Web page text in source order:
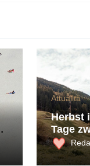
Attualità
Herbst
Tage
und